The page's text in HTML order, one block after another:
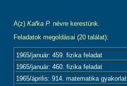
A(z) Kafka P. névre kerestünk.
Feladatok megoldásai (20 találat):
1965/január: 459. fizika feladat
1965/január: 460. fizika feladat
1965/április: 914. matematika gyakorlat